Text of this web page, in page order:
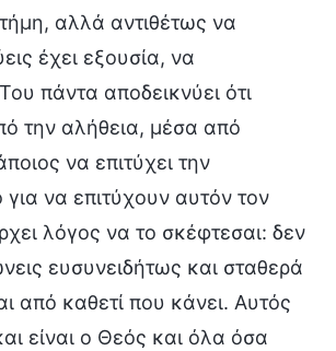
αλλά αντιθέτως να
έχει εξουσία, να
πάντα αποδεικνύει ότι
την αλήθεια, μέσα από
να επιτύχει την
να επιτύχουν αυτόν τον
λόγος να το σκέφτεσαι: δεν
ευσυνειδήτως και σταθερά
από καθετί που κάνει. Αυτός
είναι ο Θεός και όλα όσα